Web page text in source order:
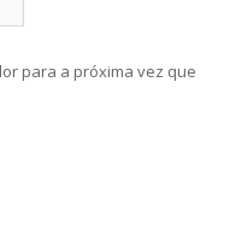
para a próxima vez que